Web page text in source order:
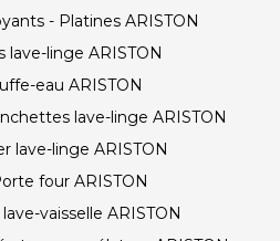
- Platines ARISTON
lave-linge ARISTON
eau ARISTON
lave-linge ARISTON
lave-linge ARISTON
four ARISTON
vaisselle ARISTON